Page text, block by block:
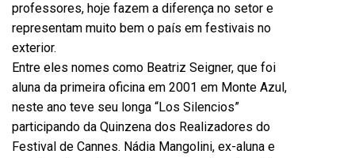
professores, hoje fazem a diferença no setor e
representam muito bem o país em festivais no
exterior.
Entre eles nomes como Beatriz Seigner, que foi
aluna da primeira oficina em 2001 em Monte Azul,
neste ano teve seu longa “Los Silencios”
participando da Quinzena dos Realizadores do
Festival de Cannes. Nádia Mangolini, ex-aluna e